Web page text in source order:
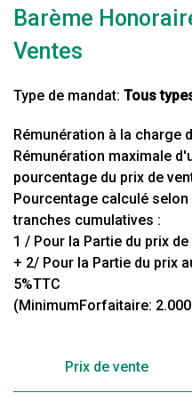
Barème
Ventes
Type de mandat: Tous
Rémunération à la charge
Rémunération maximale
pourcentage du prix de
Pourcentage calculé
tranches cumulatives :
1 / Pour la Partie du prix de
+ 2/ Pour la Partie du prix
5%TTC
(MinimumForfaitaire: 2.000
Prix de vente